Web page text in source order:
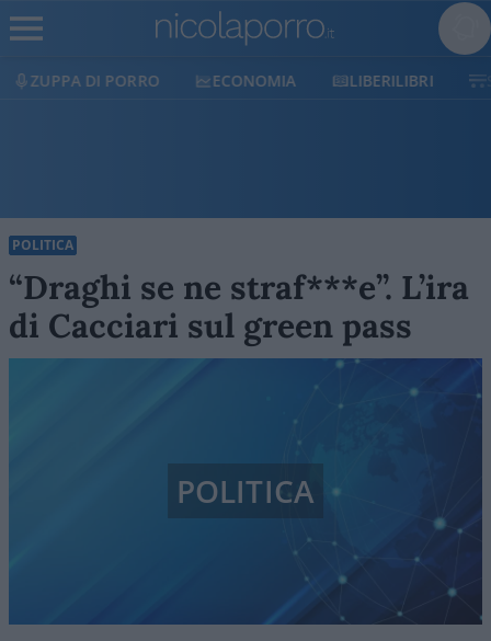
ZUPPA DI PORRO ECONOMIA LIBERILIBRI
POLITICA
“Draghi se ne straf***e”. L’ira
di Cacciari sul green pass
POLITICA